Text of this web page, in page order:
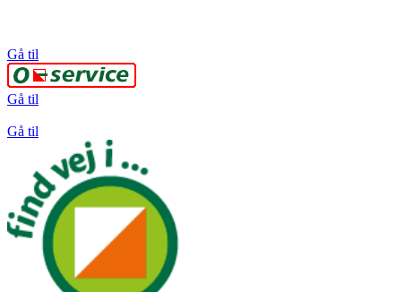
Gå til
Gå til
Gå til